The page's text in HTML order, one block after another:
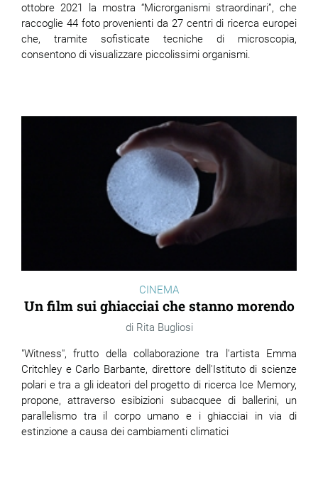
ottobre 2021 la mostra “Microrganismi straordinari”, che
raccoglie 44 foto provenienti da 27 centri di ricerca europei
che, tramite sofisticate tecniche di microscopia,
consentono di visualizzare piccolissimi organismi.
CINEMA
Un film sui ghiacciai che stanno morendo
Rita Bugliosi
"Witness", frutto della collaborazione tra l'artista Emma
Critchley e Carlo Barbante, direttore dell'Istituto di scienze
polari e tra a gli ideatori del progetto di ricerca Ice Memory,
propone, attraverso esibizioni subacquee di ballerini, un
parallelismo tra il corpo umano e i ghiacciai in via di
estinzione a causa dei cambiamenti climatici